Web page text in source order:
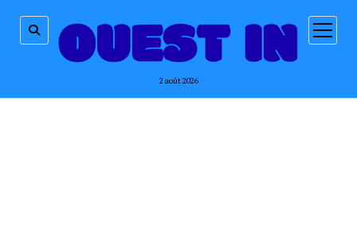
2 août 2026
ouvrir
menu